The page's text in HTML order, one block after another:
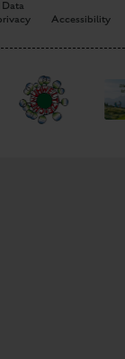
Data
Accessibility